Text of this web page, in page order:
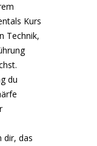
Kurs
Technik,
du
dir, das